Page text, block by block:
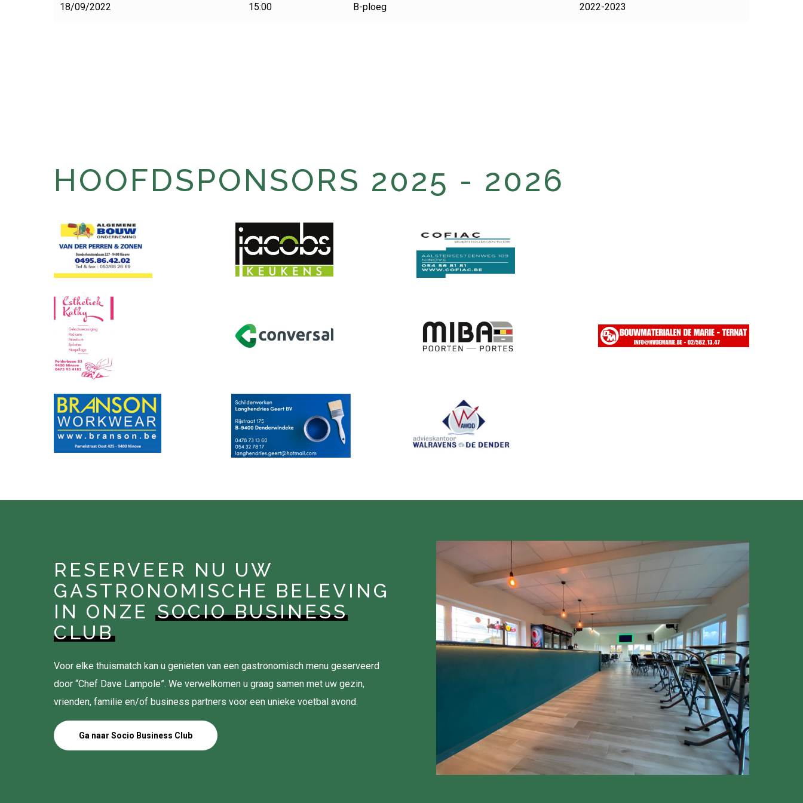
18/09/2022 15:00 B-ploeg 2022-2023
HOOFDSPONSORS 2025 - 2026
RESERVEER NU UW
GASTRONOMISCHE BELEVING
IN ONZESOCIO BUSINESS
CLUB
Voor elke thuismatch kan u genieten van een gastronomisch menu geserveerd
door “Chef Dave Lampole”. We verwelkomen u graag samen met uw gezin,
vrienden, familie en/of business partners voor een unieke voetbal avond.
Ga naar Socio Business Club